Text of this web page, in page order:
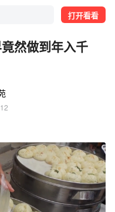
打开看看
然做到年入千